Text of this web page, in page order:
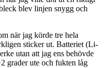
blev linjen snygg och
när jag körde tre hela
sticker ut. Batteriet (Li-
utan att jag ens behövde
grader ute och fukten låg